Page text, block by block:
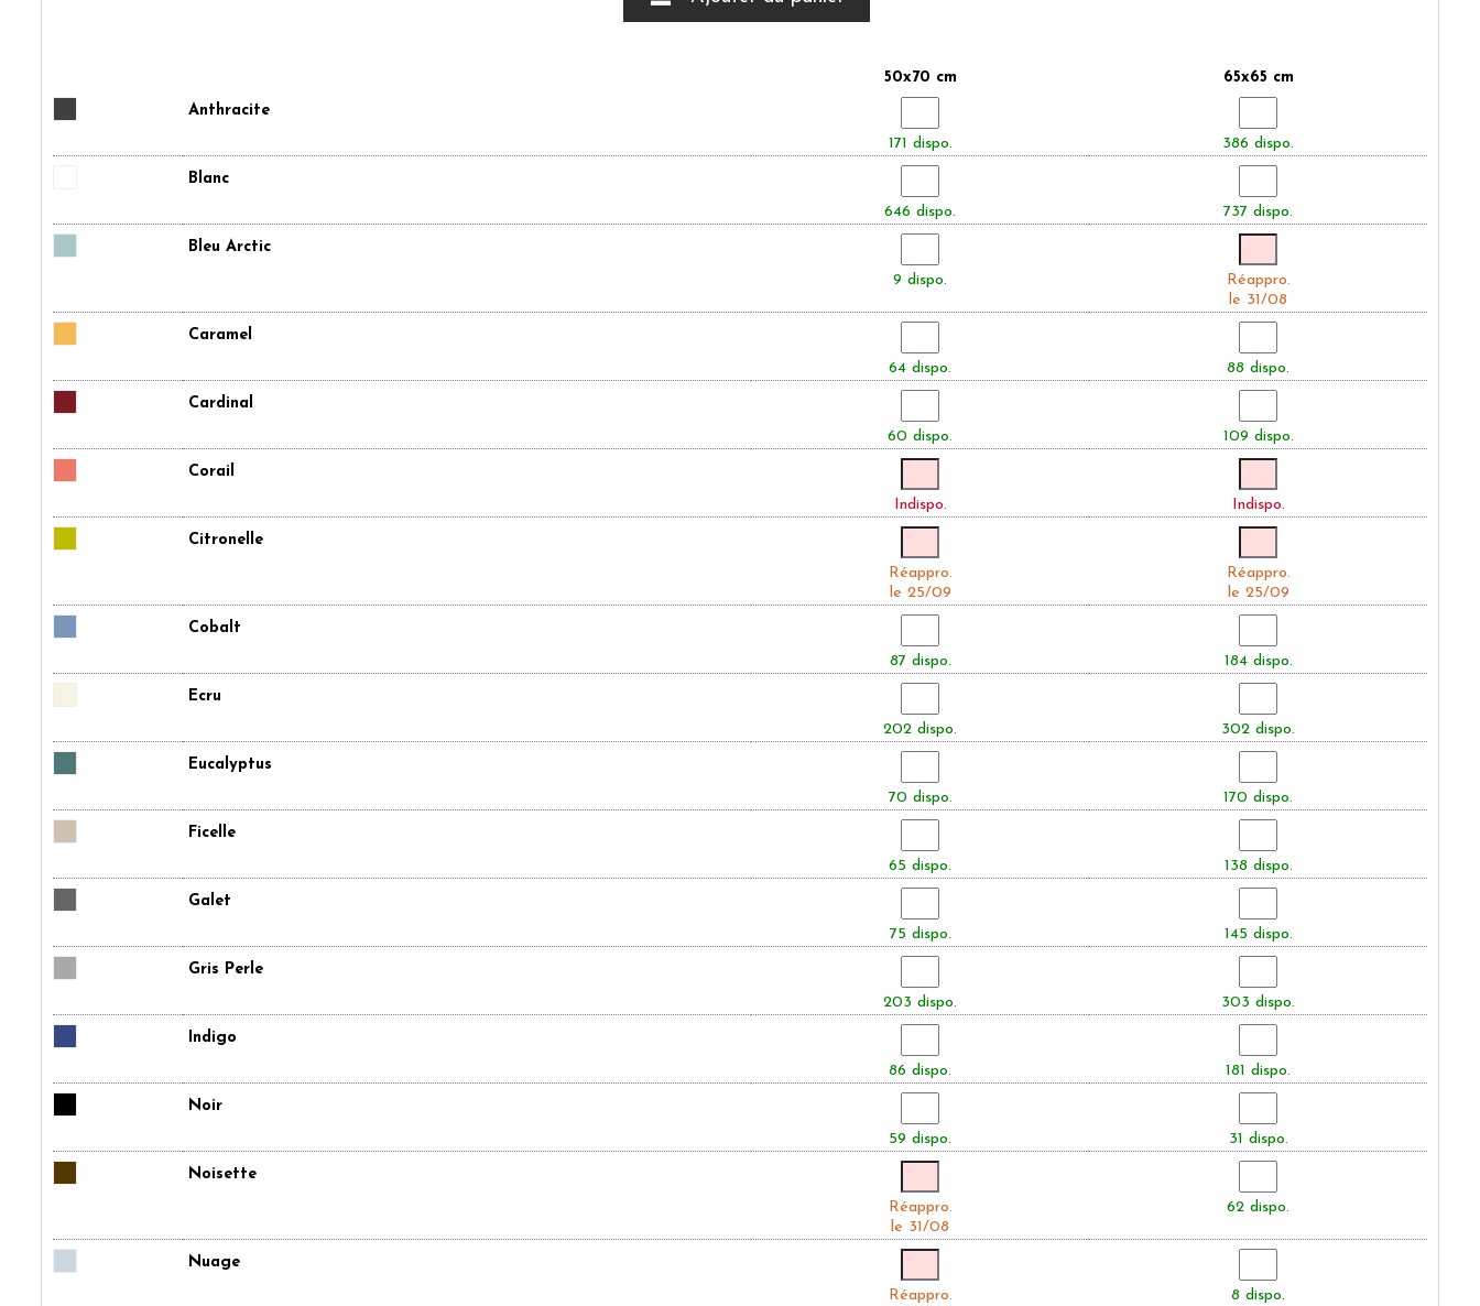
50x70 cm
65x65 cm
Anthracite
171 dispo.
386 dispo.
Blanc
646 dispo.
737 dispo.
Bleu Arctic
9 dispo.
Réappro.
le 31/08
Caramel
64 dispo.
88 dispo.
Cardinal
60 dispo.
109 dispo.
Corail
Indispo.
Indispo.
Citronelle
Réappro.
le 25/09
Réappro.
le 25/09
Cobalt
87 dispo.
184 dispo.
Ecru
202 dispo.
302 dispo.
Eucalyptus
70 dispo.
170 dispo.
Ficelle
65 dispo.
138 dispo.
Galet
75 dispo.
145 dispo.
Gris Perle
203 dispo.
303 dispo.
Indigo
86 dispo.
181 dispo.
Noir
59 dispo.
31 dispo.
Noisette
Réappro.
le 31/08
62 dispo.
Nuage
Réappro.
8 dispo.